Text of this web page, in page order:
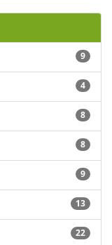
9
4
8
8
9
13
22